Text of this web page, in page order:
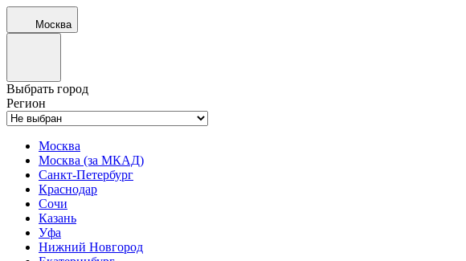
Москва
Выбрать город
Регион
Москва
Москва (за МКАД)
Санкт-Петербург
Краснодар
Сочи
Казань
Уфа
Нижний Новгород